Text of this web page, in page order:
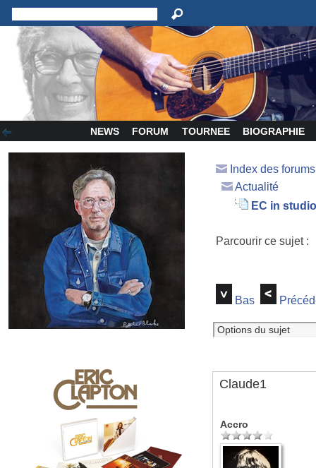
NEWS FORUM TOURNEE BIOGRAPHIE
Index des
Actualité
EC in
Parcourir ce sujet
Bas
Claude1
Accro